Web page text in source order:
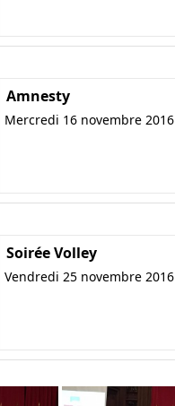
Amnesty
Mercredi 16 novembre 2016
Soirée Volley
Vendredi 25 novembre 2016